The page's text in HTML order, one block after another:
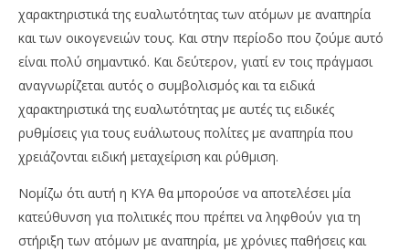
χαρακτηριστικά της ευαλωτότητας των ατόμων με αναπηρία
και των οικογενειών τους. Και στην περίοδο που ζούμε αυτό
είναι πολύ σημαντικό. Και δεύτερον, γιατί εν τοις πράγμασι
αναγνωρίζεται αυτός ο συμβολισμός και τα ειδικά
χαρακτηριστικά της ευαλωτότητας με αυτές τις ειδικές
ρυθμίσεις για τους ευάλωτους πολίτες με αναπηρία που
χρειάζονται ειδική μεταχείριση και ρύθμιση.
Νομίζω ότι αυτή η ΚΥΑ θα μπορούσε να αποτελέσει μία
κατεύθυνση για πολιτικές που πρέπει να ληφθούν για τη
στήριξη των ατόμων με αναπηρία, με χρόνιες παθήσεις και